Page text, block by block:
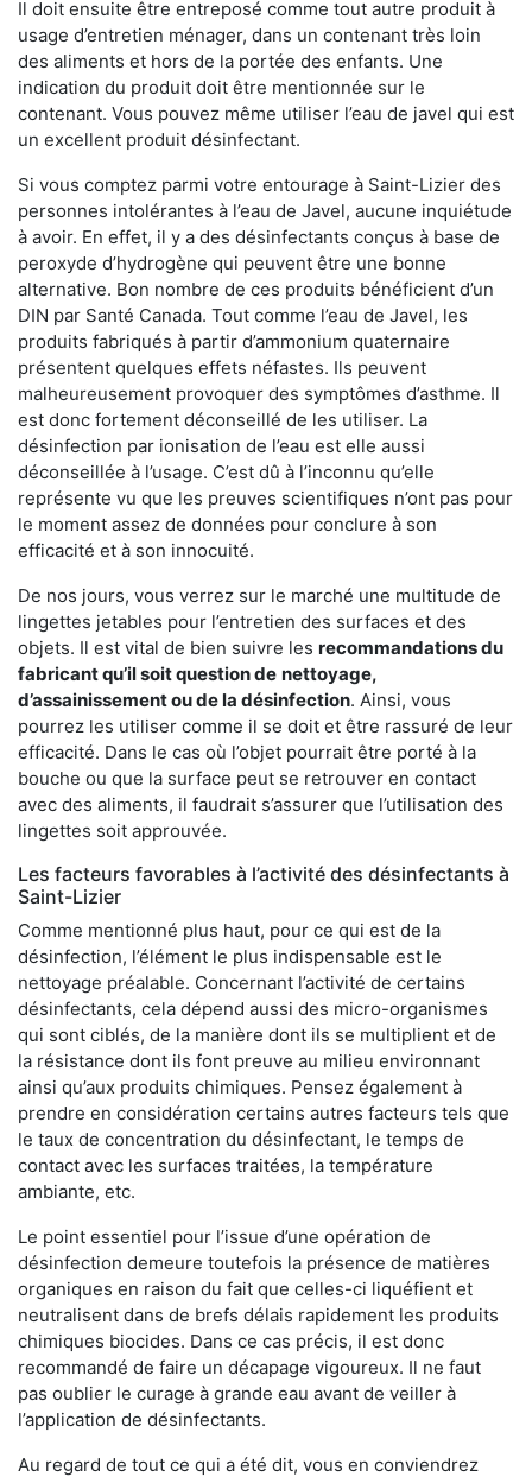
Il doit ensuite être entreposé comme tout autre produit à
usage d’entretien ménager, dans un contenant très loin
des aliments et hors de la portée des enfants. Une
indication du produit doit être mentionnée sur le
contenant. Vous pouvez même utiliser l’eau de javel qui est
un excellent produit désinfectant.
Si vous comptez parmi votre entourage à Saint-Lizier des
personnes intolérantes à l’eau de Javel, aucune inquiétude
à avoir. En effet, il y a des désinfectants conçus à base de
peroxyde d’hydrogène qui peuvent être une bonne
alternative. Bon nombre de ces produits bénéficient d’un
DIN par Santé Canada. Tout comme l’eau de Javel, les
produits fabriqués à partir d’ammonium quaternaire
présentent quelques effets néfastes. Ils peuvent
malheureusement provoquer des symptômes d’asthme. Il
est donc fortement déconseillé de les utiliser. La
désinfection par ionisation de l’eau est elle aussi
déconseillée à l’usage. C’est dû à l’inconnu qu’elle
représente vu que les preuves scientifiques n’ont pas pour
le moment assez de données pour conclure à son
efficacité et à son innocuité.
De nos jours, vous verrez sur le marché une multitude de
lingettes jetables pour l’entretien des surfaces et des
objets. Il est vital de bien suivre les recommandations du
fabricant qu’il soit question de nettoyage,
d’assainissement ou de la désinfection. Ainsi, vous
pourrez les utiliser comme il se doit et être rassuré de leur
efficacité. Dans le cas où l’objet pourrait être porté à la
bouche ou que la surface peut se retrouver en contact
avec des aliments, il faudrait s’assurer que l’utilisation des
lingettes soit approuvée.
Les facteurs favorables à l’activité des désinfectants à
Saint-Lizier
Comme mentionné plus haut, pour ce qui est de la
désinfection, l’élément le plus indispensable est le
nettoyage préalable. Concernant l’activité de certains
désinfectants, cela dépend aussi des micro-organismes
qui sont ciblés, de la manière dont ils se multiplient et de
la résistance dont ils font preuve au milieu environnant
ainsi qu’aux produits chimiques. Pensez également à
prendre en considération certains autres facteurs tels que
le taux de concentration du désinfectant, le temps de
contact avec les surfaces traitées, la température
ambiante, etc.
Le point essentiel pour l’issue d’une opération de
désinfection demeure toutefois la présence de matières
organiques en raison du fait que celles-ci liquéfient et
neutralisent dans de brefs délais rapidement les produits
chimiques biocides. Dans ce cas précis, il est donc
recommandé de faire un décapage vigoureux. Il ne faut
pas oublier le curage à grande eau avant de veiller à
l’application de désinfectants.
Au regard de tout ce qui a été dit, vous en conviendrez